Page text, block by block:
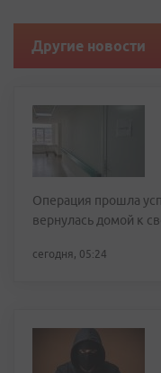
Другие новости
Операция прошла
вернулась домой к
сегодня, 05:24